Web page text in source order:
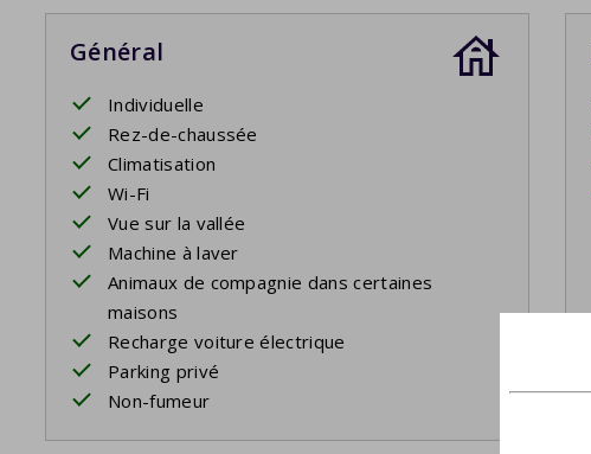
Votre séjour comprend les lits faits.
Général
Individuelle
Rez-de-chaussée
Climatisation
Wi-Fi
Vue sur la vallée
Machine à laver
Animaux de compagnie dans certaines
maisons
Recharge voiture électrique
Parking privé
Non-fumeur